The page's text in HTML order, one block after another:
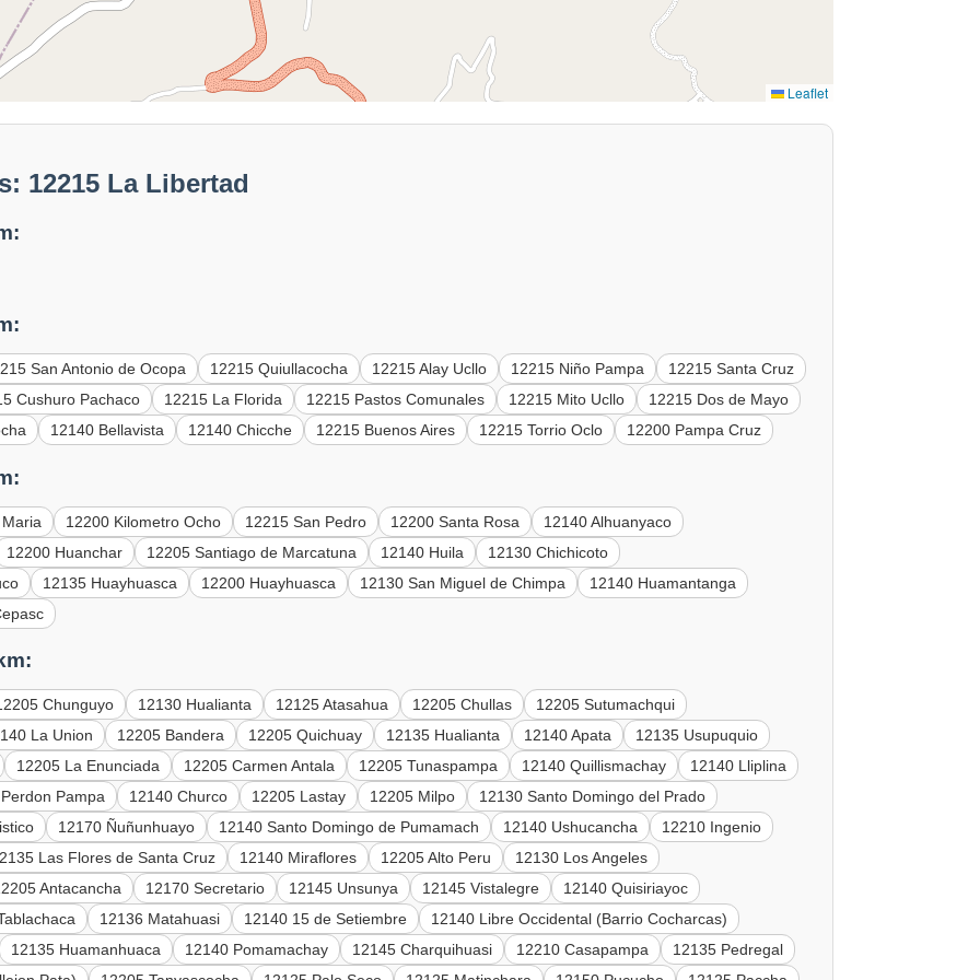
Leaflet
12215 La Libertad
San Antonio de Ocopa 12215 Quiullacocha 12215 Alay Ucllo 12215 Niño Pampa
12215 Santa Cruz
Cushuro Pachaco
12215 La Florida 12215 Pastos Comunales 12215 Mito Ucllo
12215 Dos de Mayo
12140 Bellavista 12140 Chicche 12215 Buenos Aires 12215 Torrio Oclo 12200 Pampa Cruz
12200 Kilometro Ocho 12215 San Pedro 12200 Santa Rosa
12140 Alhuanyaco
12200 Huanchar
12205 Santiago de Marcatuna 12140 Huila
12130 Chichicoto
12135 Huayhuasca 12200 Huayhuasca 12130 San Miguel de Chimpa
12140 Huamantanga
Chunguyo 12130 Hualianta 12125 Atasahua 12205 Chullas
12205 Sutumachqui
La Union
12205 Bandera 12205 Quichuay 12135 Hualianta 12140 Apata
12135 Usupuquio
12205 La Enunciada
12205 Carmen Antala 12205 Tunaspampa 12140 Quillismachay
12140 Lliplina
Pampa
12140 Churco 12205 Lastay 12205 Milpo
12130 Santo Domingo del Prado
12170 Ñuñunhuayo 12140 Santo Domingo de Pumamach 12140 Ushucancha
12210 Ingenio
Las Flores de Santa Cruz
12140 Miraflores 12205 Alto Peru
12130 Los Angeles
Antacancha
12170 Secretario 12145 Unsunya 12145 Vistalegre
12140 Quisiriayoc
12136 Matahuasi 12140 15 de Setiembre
12140 Libre Occidental (Barrio Cocharcas)
12135 Huamanhuaca
12140 Pomamachay 12145 Charquihuasi 12210 Casapampa
12135 Pedregal